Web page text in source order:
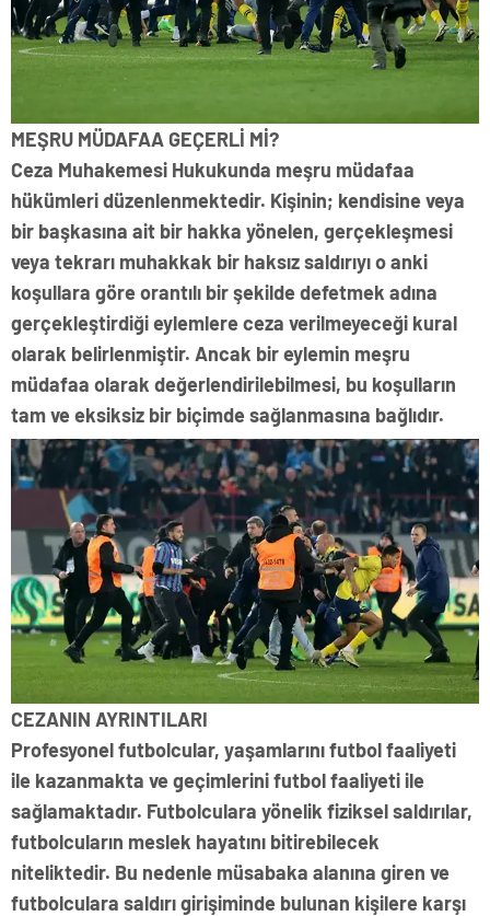
MEŞRU MÜDAFAA GEÇERLİ Mİ?
Ceza Muhakemesi Hukukunda meşru müdafaa
hükümleri düzenlenmektedir. Kişinin; kendisine veya
bir başkasına ait bir hakka yönelen, gerçekleşmesi
veya tekrarı muhakkak bir haksız saldırıyı o anki
koşullara göre orantılı bir şekilde defetmek adına
gerçekleştirdiği eylemlere ceza verilmeyeceği kural
olarak belirlenmiştir. Ancak bir eylemin meşru
müdafaa olarak değerlendirilebilmesi, bu koşulların
tam ve eksiksiz bir biçimde sağlanmasına bağlıdır.
CEZANIN AYRINTILARI
Profesyonel futbolcular, yaşamlarını futbol faaliyeti
ile kazanmakta ve geçimlerini futbol faaliyeti ile
sağlamaktadır. Futbolculara yönelik fiziksel saldırılar,
futbolcuların meslek hayatını bitirebilecek
niteliktedir. Bu nedenle müsabaka alanına giren ve
futbolculara saldırı girişiminde bulunan kişilere karşı